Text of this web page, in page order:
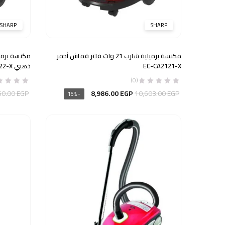
SHARP
مكنسة برميلية شارب 21 وات فلتر قماش أحمر
EC-CA2121-X
(0)
10,603.00EGP
السعر
هو:
10,603.00 EGP.
8,986.00EGP
السعر
- 15%
SHARP
ذهبي EC-CA2422-X
EGP